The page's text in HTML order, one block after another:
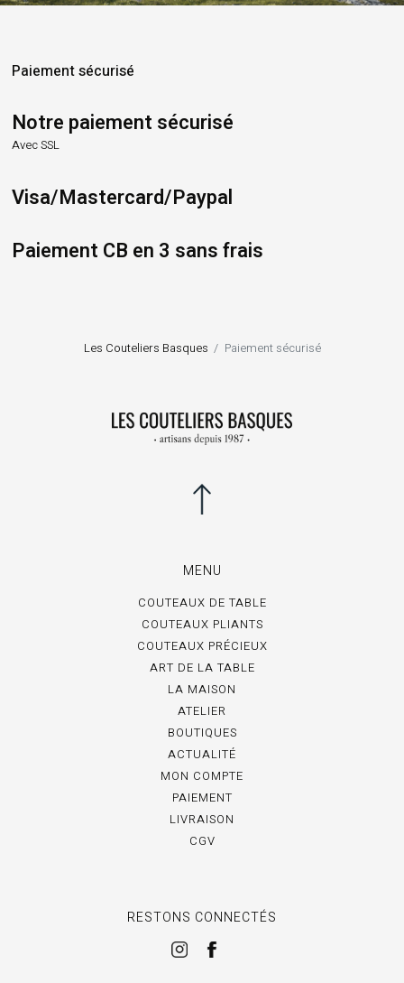
Paiement sécurisé
Notre paiement sécurisé
Avec SSL
Visa/Mastercard/Paypal
Paiement CB en 3 sans frais
Les Couteliers Basques Paiement sécurisé
MENU
COUTEAUX DE TABLE
COUTEAUX PLIANTS
COUTEAUX PRÉCIEUX
ART DE LA TABLE
LA MAISON
ATELIER
BOUTIQUES
ACTUALITÉ
MON COMPTE
PAIEMENT
LIVRAISON
CGV
RESTONS CONNECTÉS